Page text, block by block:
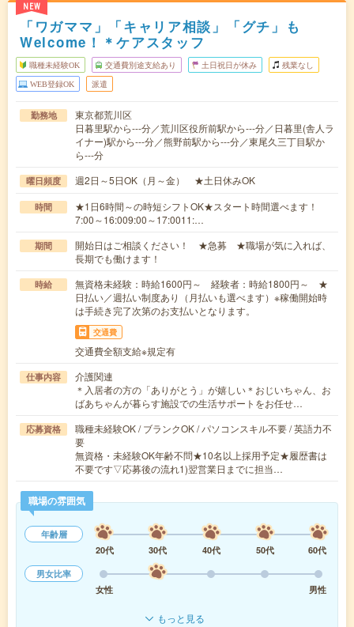
NEW
「ワガママ」「キャリア相談」「グチ」も
Welcome！＊ケアスタッフ
職種未経験OK 交通費別途支給あり 土日祝日が休み 残業なし
WEB登録OK 派遣
勤務地
東京都荒川区
日暮里駅から---分／荒川区役所前駅から---分／日暮里(舎人ラ
イナー)駅から---分／熊野前駅から---分／東尾久三丁目駅か
ら---分
曜日頻度 週2日～5日OK（月～金） ★土日休みOK
時間
★1日6時間～の時短シフトOK★スタート時間選べます！
7:00～16:009:00～17:0011:…
期間
開始日はご相談ください！ ★急募 ★職場が気に入れば、
長期でも働けます！
時給
無資格未経験：時給1600円～ 経験者：時給1800円～ ★
日払い／週払い制度あり（月払いも選べます）※稼働開始時
は手続き完了次第のお支払いとなります。
交通費
交通費全額支給※規定有
仕事内容
介護関連
＊入居者の方の「ありがとう」が嬉しい＊おじいちゃん、お
ばあちゃんが暮らす施設での生活サポートをお任せ…
応募資格
職種未経験OK / ブランクOK / パソコンスキル不要 / 英語力不
要
無資格・未経験OK年齢不問★10名以上採用予定★履歴書は
不要です▽応募後の流れ1)翌営業日までに担当…
職場の雰囲気
年齢層
20代
30代 40代 50代
60代
男女比率
女性
男性
もっと見る